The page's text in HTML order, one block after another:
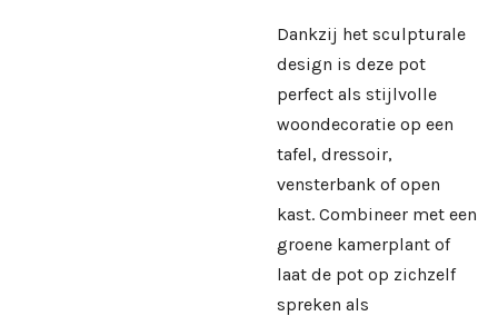
Dankzij het sculpturale
design is deze pot
perfect als stijlvolle
woondecoratie op een
tafel, dressoir,
vensterbank of open
kast. Combineer met een
groene kamerplant of
laat de pot op zichzelf
spreken als